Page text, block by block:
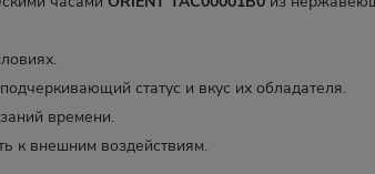
статус и вкус их обладателя.
времени.
к внешним воздействиям.